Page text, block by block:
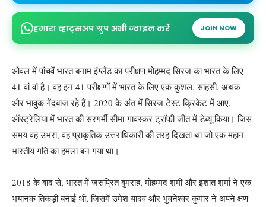
हमारा व्हाट्सअप ग्रुप अभी ज्वाइन करें JOIN NOW
ओवल में पांचवें भारत बनाम इंग्लैंड का परीक्षण मोहम्मद सिरज का भारत के लिए
41 वां वां है। वह इन 41 परीक्षणों में भारत के लिए एक कुशल, साहसी, अथक
और भावुक गेंदबाज रहे हैं। 2020 के अंत में सिरज टेस्ट क्रिकेट में आए,
ऑस्ट्रेलिया में भारत की सरगर्मी सीमा-गावस्कर ट्रॉफी जीत में डेब्यू किया। जिस
समय वह उभरा, वह प्राकृतिक उत्तराधिकारी की तरह दिखता था जो एक महान
भारतीय गति का हमला बन गया था।
2018 के बाद से, भारत में जसप्रित बुमराह, मोहम्मद शमी और इशांत शर्मा ने एक
भयानक तिकड़ी बनाई थी, जिसमें उमेश यादव और भुवनेश्वर कुमार ने अपने क्षण